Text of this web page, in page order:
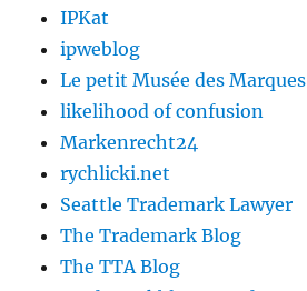
IPKat
ipweblog
Le petit Musée des Marques
likelihood of confusion
Markenrecht24
rychlicki.net
Seattle Trademark Lawyer
The Trademark Blog
The TTA Blog